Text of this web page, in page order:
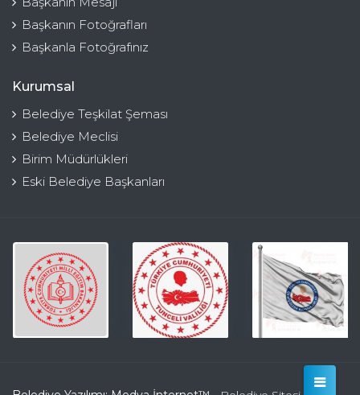
Başkanın Fotoğrafları
Başkanla Fotoğrafınız
Kurumsal
Belediye Teşkilat Şeması
Belediye Meclisi
Birim Müdürlükleri
Eski Belediye Başkanları